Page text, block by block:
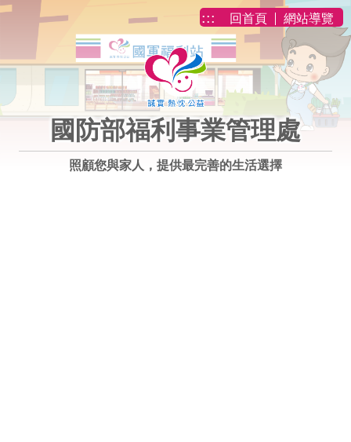
跳到主要內容
::: 回首頁 網站導覽
國防部福利事業管理處
照顧您與家人，提供最完善的生活選擇